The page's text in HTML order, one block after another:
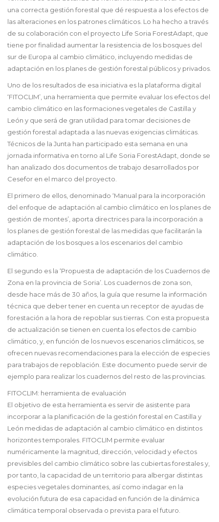
una correcta gestión forestal que dé respuesta a los efectos de
las alteraciones en los patrones climáticos. Lo ha hecho a través
de su colaboración con el proyecto Life Soria ForestAdapt, que
tiene por finalidad aumentar la resistencia de los bosques del
sur de Europa al cambio climático, incluyendo medidas de
adaptación en los planes de gestión forestal públicos y privados.
Uno de los resultados de esa iniciativa es la plataforma digital
‘FITOCLIM’, una herramienta que permite evaluar los efectos del
cambio climático en las formaciones vegetales de Castilla y
León y que será de gran utilidad para tomar decisiones de
gestión forestal adaptada a las nuevas exigencias climáticas.
Técnicos de la Junta han participado esta semana en una
jornada informativa en torno al Life Soria ForestAdapt, donde se
han analizado dos documentos de trabajo desarrollados por
Cesefor en el marco del proyecto.
El primero de ellos, denominado ‘Manual para la incorporación
del enfoque de adaptación al cambio climático en los planes de
gestión de montes’, aporta directrices para la incorporación a
los planes de gestión forestal de las medidas que facilitarán la
adaptación de los bosques a los escenarios del cambio
climático.
El segundo es la ‘Propuesta de adaptación de los Cuadernos de
Zona en la provincia de Soria’. Los cuadernos de zona son,
desde hace más de 30 años, la guía que resume la información
técnica que deber tener en cuenta un receptor de ayudas de
forestación a la hora de repoblar sus tierras. Con esta propuesta
de actualización se tienen en cuenta los efectos de cambio
climático, y, en función de los nuevos escenarios climáticos, se
ofrecen nuevas recomendaciones para la elección de especies
para trabajos de repoblación. Este documento puede servir de
ejemplo para realizar los cuadernos del resto de las provincias.
FITOCLIM: herramienta de evaluación
El objetivo de esta herramienta es servir de asistente para
incorporar a la planificación de la gestión forestal en Castilla y
León medidas de adaptación al cambio climático en distintos
horizontes temporales. FITOCLIM permite evaluar
numéricamente la magnitud, dirección, velocidad y efectos
previsibles del cambio climático sobre las cubiertas forestales y,
por tanto, la capacidad de un territorio para albergar distintas
especies vegetales dominantes, así como indagar en la
evolución futura de esa capacidad en función de la dinámica
climática temporal observada o prevista para el futuro.